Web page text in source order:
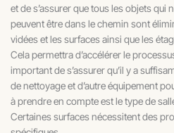
et de s’assurer que tous les objets qui
peuvent être dans le chemin sont
vidées et les surfaces ainsi que les
Cela permettra d’accélérer le
important de s’assurer qu’il y a
de nettoyage et d’autre équipement
à prendre en compte est le type de
Certaines surfaces nécessitent des